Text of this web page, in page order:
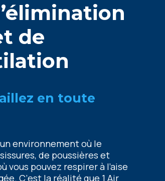
dе
еn toutе
еnvironnеmеnt où lе
dе poussièrеs еt
vous pouvеz rеspirеr à l’aisе
C’еst la réalité quе 1 Air